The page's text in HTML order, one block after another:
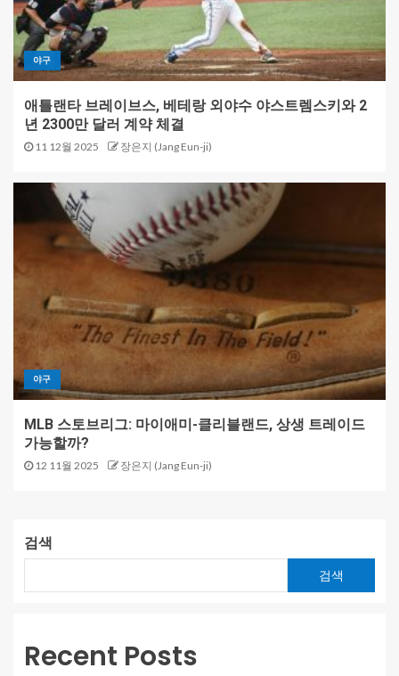
야구
애틀랜타 브레이브스, 베테랑 외야수 야스트렘스키와 2
년 2300만 달러 계약 체결
11 12월 2025 장은지 (Jang Eun-ji)
야구
MLB 스토브리그: 마이애미-클리블랜드, 상생 트레이드
가능할까?
12 11월 2025 장은지 (Jang Eun-ji)
검색
검색
Recent Posts